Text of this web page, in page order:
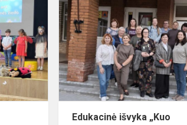
lyg
sparnas
drugelio“
Edukacinė išvyka „Kuo